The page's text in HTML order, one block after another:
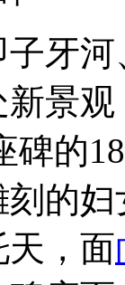
牙
景
碑的
的
，面